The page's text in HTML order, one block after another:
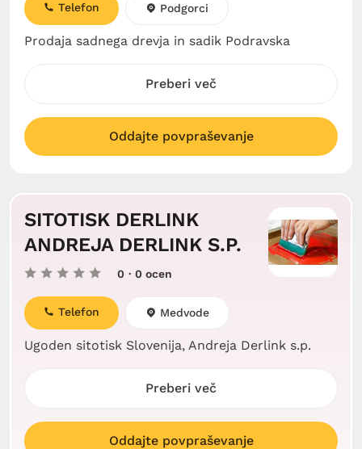
Prodaja sadnega drevja in sadik Podravska
Telefon Podgorci
Preberi več
Oddajte povpraševanje
SITOTISK DERLINK
ANDREJA DERLINK S.P.
0 · 0 ocen
Ugoden sitotisk Slovenija, Andreja Derlink s.p.
Telefon Medvode
Preberi več
Oddajte povpraševanje